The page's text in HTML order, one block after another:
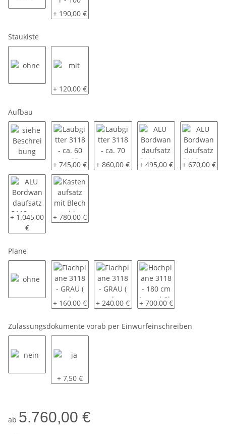
80 KM/HRadstoßdämpfer - 100 KM/H
+ 190,00 €
Staukiste
mit
+ 120,00 €
Aufbau
siehe Beschreibung
Laubgitter 3118 - ca. 60 cm SP-Line - montiert
+ 745,00 € Laubgitter 3118 - ca. 70 cm EDUARD
+ 860,00 € ALU Bordwandaufsatz
+ 495,00 € ALU
+ 670,00 €
ALU Bordwandaufsatz 3118 - ca. 70 cm - oben pendelnd -
+ 1.045,00
€
Kastenaufsatz mit Blech geschlossen 3118 - ca. 60
+ 780,00 €
Plane
Flachplane 3118 - GRAU ( andere Farben auf
+ 160,00 € Flachplane 3118 - GRAU ( andere
+ 240,00 € Hochplane 3118 - 180
+ 700,00 €
Zulassungsdokumente vorab per Einwurfeinschreiben
ja
+ 7,50 €
ab 5.760,00 €